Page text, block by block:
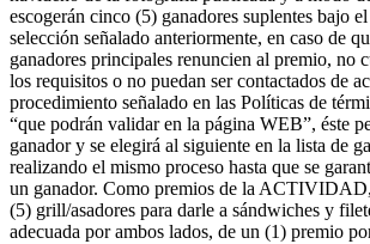
escogerán cinco (5) ganadores suplentes bajo
selección señalado anteriormente, en caso de
ganadores principales renuncien al premio, no
los requisitos o no puedan ser contactados de
procedimiento señalado en las Políticas de
“que podrán validar en la página WEB”, éste
ganador y se elegirá al siguiente en la lista de
realizando el mismo proceso hasta que se
un ganador. Como premios de la
(5) grill/asadores para darle a sándwiches y
adecuada por ambos lados, de un (1) premio